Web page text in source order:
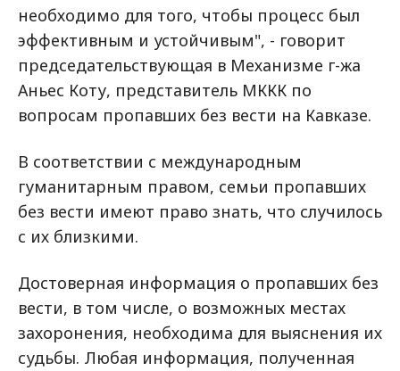
необходимо для того, чтобы процесс был
эффективным и устойчивым", - говорит
председательствующая в Механизме г-жа
Аньес Коту, представитель МККК по
вопросам пропавших без вести на Кавказе.
В соответствии с международным
гуманитарным правом, семьи пропавших
без вести имеют право знать, что случилось
с их близкими.
Достоверная информация о пропавших без
вести, в том числе, о возможных местах
захоронения, необходима для выяснения их
судьбы. Любая информация, полученная